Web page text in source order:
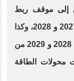
إلى موقف ربط
مشروعات بطاريات التخزين المُستقلة بالشبكة الكهربائية لعامي 2027 و 2028، وكذا
موقف ربط مشروعات الطاقة المتجددة بالشبكة الكهربائية لعامي 2028 و 2029 من
محولات الطاقة